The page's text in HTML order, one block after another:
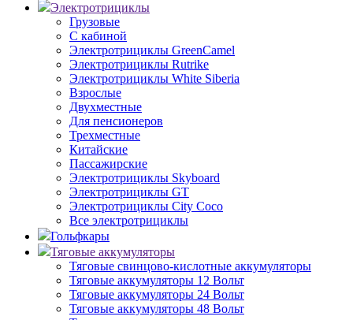
Электротрициклы
Грузовые
С кабиной
Электротрициклы GreenCamel
Электротрициклы Rutrike
Электротрициклы White Siberia
Взрослые
Двухместные
Для пенсионеров
Трехместные
Китайские
Пассажирские
Электротрициклы Skyboard
Электротрициклы GT
Электротрициклы City Coco
Все электротрициклы
Гольфкары
Тяговые аккумуляторы
Тяговые свинцово-кислотные аккумуляторы
Тяговые аккумуляторы 12 Вольт
Тяговые аккумуляторы 24 Вольт
Тяговые аккумуляторы 48 Вольт